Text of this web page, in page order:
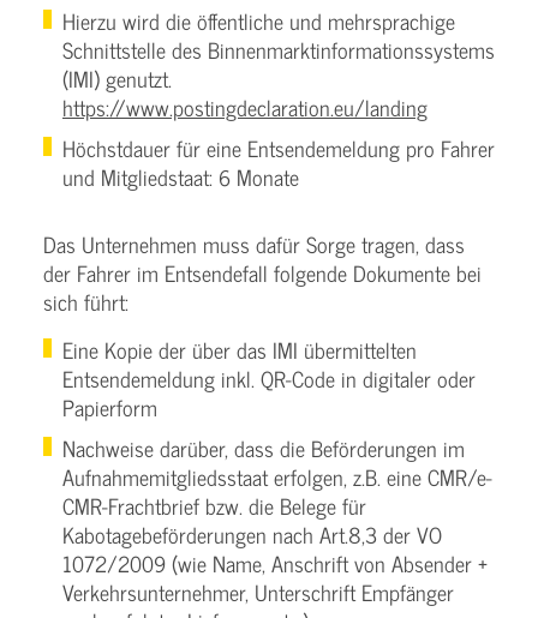
Hierzu wird die öffentliche und mehrsprachige
Schnittstelle des Binnenmarktinformationssystems
(IMI) genutzt.
https://www.postingdeclaration.eu/landing
Höchstdauer für eine Entsendemeldung pro Fahrer
und Mitgliedstaat: 6 Monate
Das Unternehmen muss dafür Sorge tragen, dass
der Fahrer im Entsendefall folgende Dokumente bei
sich führt:
Eine Kopie der über das IMI übermittelten
Entsendemeldung inkl. QR-Code in digitaler oder
Papierform
Nachweise darüber, dass die Beförderungen im
Aufnahmemitgliedsstaat erfolgen, z.B. eine CMR/e-
CMR-Frachtbrief bzw. die Belege für
Kabotagebeförderungen nach Art.8,3 der VO
1072/2009 (wie Name, Anschrift von Absender +
Verkehrsunternehmer, Unterschrift Empfänger